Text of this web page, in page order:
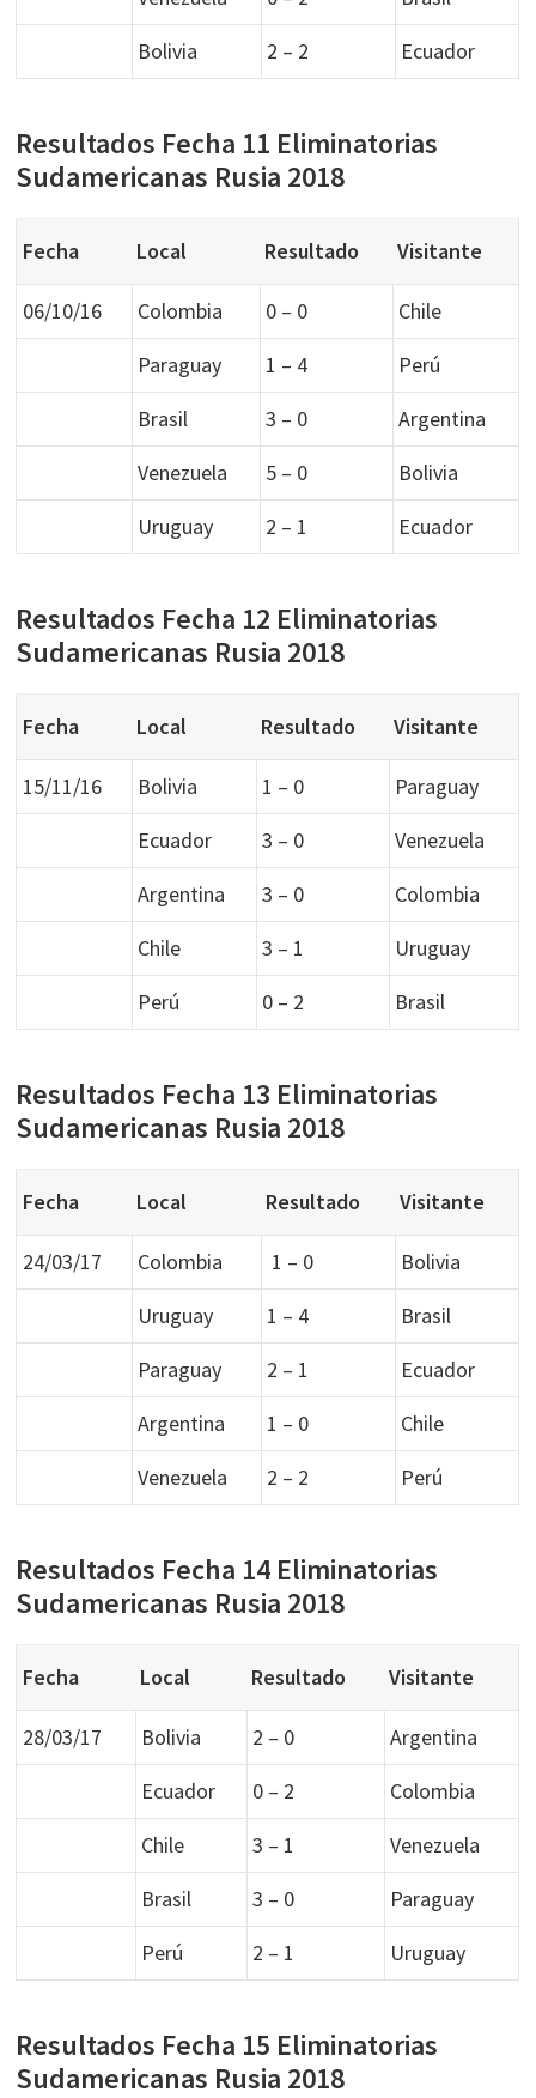
Bolivia
2 – 2 Ecuador
Resultados Fecha 11 Eliminatorias
Sudamericanas Rusia 2018
Fecha Local Resultado Visitante
06/10/16 Colombia 0 – 0
Chile
Paraguay
1 – 4
Perú
Brasil
3 – 0
Argentina
Venezuela
5 – 0
Bolivia
Uruguay
2 – 1 Ecuador
Resultados Fecha 12 Eliminatorias
Sudamericanas Rusia 2018
Fecha Local Resultado Visitante
15/11/16 Bolivia 1 – 0
Paraguay
Ecuador
3 – 0
Venezuela
Argentina
3 – 0
Colombia
Chile
3 – 1
Uruguay
Perú
0 – 2 Brasil
Resultados Fecha 13 Eliminatorias
Sudamericanas Rusia 2018
Fecha Local Resultado Visitante
24/03/17 Colombia 1 – 0
Bolivia
Uruguay
1 – 4
Brasil
Paraguay
2 – 1
Ecuador
Argentina
1 – 0
Chile
Venezuela
2 – 2 Perú
Resultados Fecha 14 Eliminatorias
Sudamericanas Rusia 2018
Fecha Local Resultado Visitante
28/03/17 Bolivia 2 – 0
Argentina
Ecuador
0 – 2
Colombia
Chile
3 – 1
Venezuela
Brasil
3 – 0
Paraguay
Perú
2 – 1 Uruguay
Resultados Fecha 15 Eliminatorias
Sudamericanas Rusia 2018